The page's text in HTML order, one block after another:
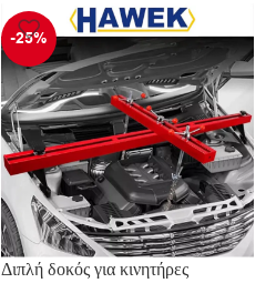
ΠΡΟΣΘΉΚΗ ΣΤΟ ΚΑΛΆΘΙ
-25%
Διπλή δοκός για κινητήρες